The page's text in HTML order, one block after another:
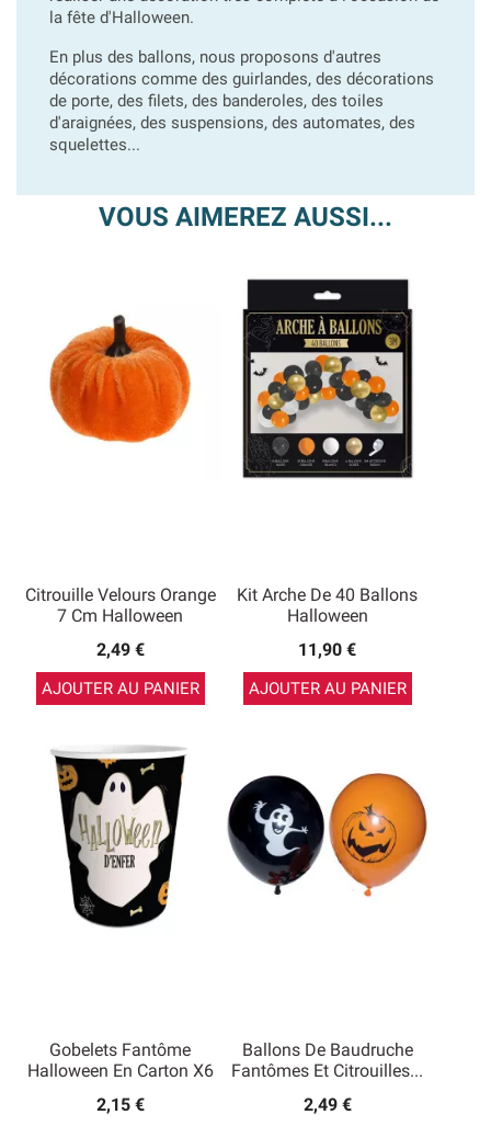
la fête d'Halloween.
En plus des ballons, nous proposons d'autres
décorations comme des guirlandes, des décorations
de porte, des filets, des banderoles, des toiles
d'araignées, des suspensions, des automates, des
squelettes...
VOUS AIMEREZ AUSSI...
Citrouille Velours Orange
7 Cm Halloween
2,49 €
AJOUTER AU PANIER
Kit Arche De 40 Ballons
Halloween
11,90 €
AJOUTER AU PANIER
Gobelets Fantôme
Halloween En Carton X6
2,15 €
Ballons De Baudruche
Fantômes Et Citrouilles...
2,49 €